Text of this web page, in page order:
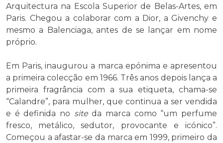
Arquitectura na Escola Superior de Belas-Artes, em
Paris. Chegou a colaborar com a Dior, a Givenchy e
mesmo a Balenciaga, antes de se lançar em nome
próprio.
Em Paris, inaugurou a marca epónima e apresentou
a primeira colecção em 1966. Três anos depois lança a
primeira fragrância com a sua etiqueta, chama-se
“Calandre”, para mulher, que continua a ser vendida
e é definida no siteda marca como “um perfume
fresco, metálico, sedutor, provocante e icónico”.
Começou a afastar-se da marca em 1999, primeiro da